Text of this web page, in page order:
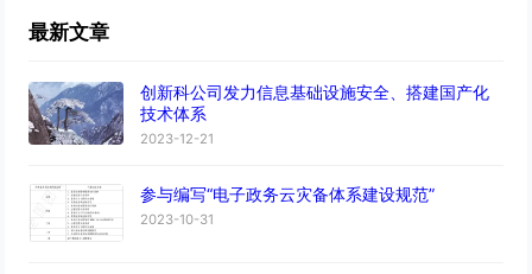
最新文章
创新科公司发力信息基础设施安全、搭建国产化
技术体系
2023-12-21
参与编写“电子政务云灾备体系建设规范”
2023-10-31